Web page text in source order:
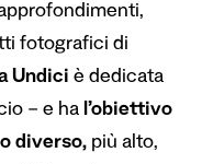
fotografici di
Undici è dedicata
– e ha l’obiettivo
diverso, più alto,